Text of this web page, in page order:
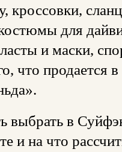
кроссовки,
для
и маски,
что продается
в
и на что